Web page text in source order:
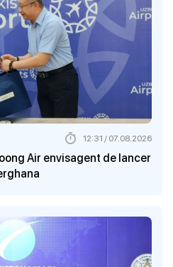
Air envisagent de lancer
12:31 / 07.08.2026